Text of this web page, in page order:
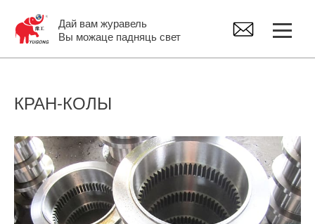
Дай вам журавель
Вы можаце падняць свет
Джыб Крэйн
Электрычны пад'ёмнік
КРАН-КОЛЫ